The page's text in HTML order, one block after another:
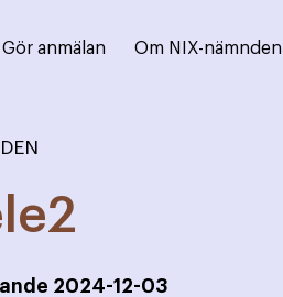
Gör anmälan Om NIX-nämnden
2024-12-03